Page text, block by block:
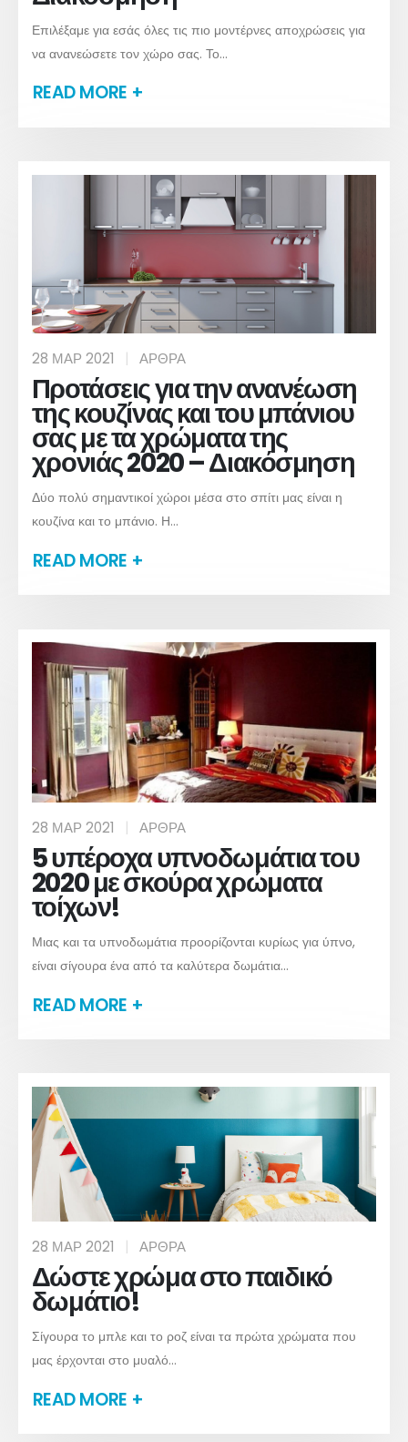
Επιλέξαμε για εσάς όλες τις πιο μοντέρνες αποχρώσεις για
να ανανεώσετε τον χώρο σας. Το...
READ MORE +
Προτάσεις για την ανανέωση
της κουζίνας και του μπάνιου
σας με τα χρώματα της
χρονιάς 2020 – Διακόσμηση
28 ΜΑΡ 2021 ΆΡΘΡΑ
Δύο πολύ σημαντικοί χώροι μέσα στο σπίτι μας είναι η
κουζίνα και το μπάνιο. Η...
READ MORE +
5 υπέροχα υπνοδωμάτια του
2020 με σκούρα χρώματα
τοίχων!
28 ΜΑΡ 2021 ΆΡΘΡΑ
Μιας και τα υπνοδωμάτια προορίζονται κυρίως για ύπνο,
είναι σίγουρα ένα από τα καλύτερα δωμάτια...
READ MORE +
Δώστε χρώμα στο παιδικό
δωμάτιο!
28 ΜΑΡ 2021 ΆΡΘΡΑ
Σίγουρα το μπλε και το ροζ είναι τα πρώτα χρώματα που
μας έρχονται στο μυαλό...
READ MORE +